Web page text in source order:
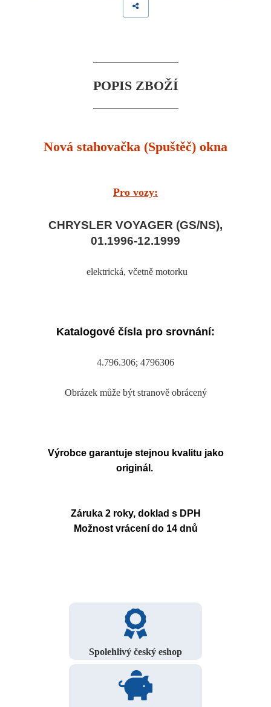
POPIS ZBOŽÍ
Nová stahovačka (Spuštěč) okna
Pro vozy:
CHRYSLER VOYAGER (GS/NS),
01.1996-12.1999
elektrická, včetně motorku
Katalogové čísla pro srovnání:
4.796.306; 4796306
Obrázek může být stranově obrácený
Výrobce garantuje stejnou kvalitu jako
originál.
Záruka 2 roky, doklad s DPH
Možnost vrácení do 14 dnů
Spolehlivý český eshop